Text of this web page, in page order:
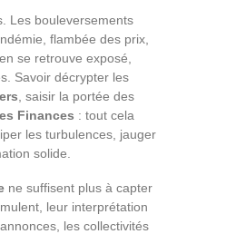
Les bouleversements
flambée des prix,
se retrouve exposé,
Savoir décrypter les
, saisir la portée des
Finances : tout cela
les turbulences, jauger
solide.
ne suffisent plus à capter
leur interprétation
les collectivités